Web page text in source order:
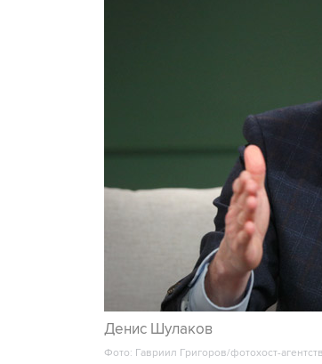
Денис Шулаков
Фото: Гавриил Григоров/фотохост-